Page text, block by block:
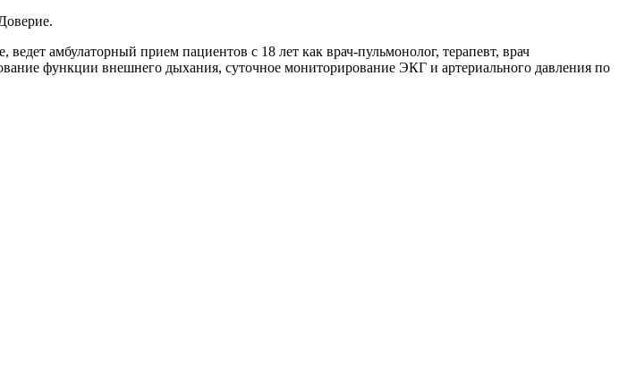
амбулаторный прием пациентов с 18 лет как врач-пульмонолог, терапевт, врач
функции внешнего дыхания, суточное мониторирование ЭКГ и артериального давления по